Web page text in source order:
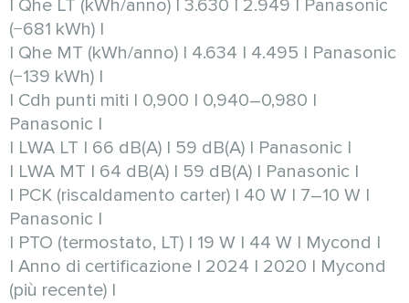
| Qhe LT (kWh/anno) | 3.630 | 2.949 | Panasonic
(−681 kWh) |
| Qhe MT (kWh/anno) | 4.634 | 4.495 | Panasonic
(−139 kWh) |
| Cdh punti miti | 0,900 | 0,940–0,980 |
Panasonic |
| LWA LT | 66 dB(A) | 59 dB(A) | Panasonic |
| LWA MT | 64 dB(A) | 59 dB(A) | Panasonic |
| PCK (riscaldamento carter) | 40 W | 7–10 W |
Panasonic |
| PTO (termostato, LT) | 19 W | 44 W | Mycond |
| Anno di certificazione | 2024 | 2020 | Mycond
(più recente) |